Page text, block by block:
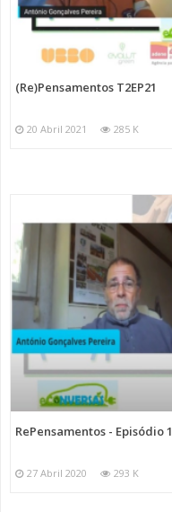
(Re)Pensamentos T2EP21
20 Abril 2021 285 K
RePensamentos - Episódio 1
27 Abril 2020 293 K